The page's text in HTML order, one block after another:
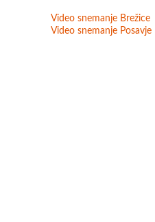
Video snemanje Brežice
Video snemanje Posavje